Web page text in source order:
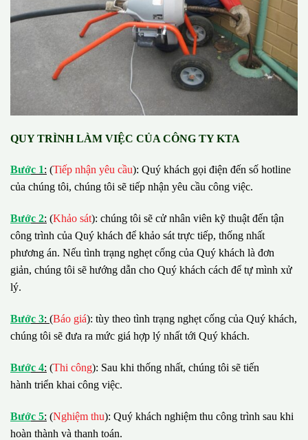
QUY TRÌNH LÀM VIỆC CỦA CÔNG TY KTA
Bước 1: (Tiếp nhận yêu cầu): Quý khách gọi điện đến số hotline
của chúng tôi, chúng tôi sẽ tiếp nhận yêu cầu công việc.
Bước 2: (Khảo sát): chúng tôi sẽ cử nhân viên kỹ thuật đến tận
công trình của Quý khách để khảo sát trực tiếp, thống nhất
phương án. Nếu tình trạng nghẹt cống của Quý khách là đơn
giản, chúng tôi sẽ hướng dẫn cho Quý khách cách để tự mình xử
lý.
Bước 3: (Báo giá): tùy theo tình trạng nghẹt cống của Quý khách,
chúng tôi sẽ đưa ra mức giá hợp lý nhất tới Quý khách.
Bước 4: (Thi công): Sau khi thống nhất, chúng tôi sẽ tiến
hành triển khai công việc.
Bước 5: (Nghiệm thu): Quý khách nghiệm thu công trình sau khi
hoàn thành và thanh toán.